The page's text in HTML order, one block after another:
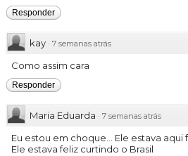
Responder
kay · 7 semanas atrás
Como assim cara
Responder
Maria Eduarda · 7 semanas atrás
Eu estou em choque... Ele estava aqui
Ele estava feliz curtindo o Brasil